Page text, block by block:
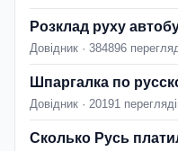
Розклад руху
Довідник · 384896
Шпаргалка по
Довідник · 20191
Сколько Русь